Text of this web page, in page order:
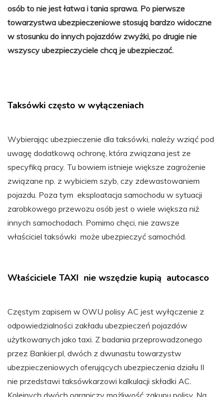
osób to nie jest łatwa i tania sprawa. Po pierwsze
towarzystwa ubezpieczeniowe stosują bardzo widoczne
w stosunku do innych pojazdów zwyżki, po drugie nie
wszyscy ubezpieczyciele chcą je ubezpieczać.
Taksówki często w wyłączeniach
Wybierając ubezpieczenie dla taksówki, należy wziąć pod
uwagę dodatkową ochronę, która związana jest ze
specyfiką pracy. Tu bowiem istnieje większe zagrożenie
związane np. z wybiciem szyb, czy zdewastowaniem
pojazdu. Poza tym eksploatacja samochodu w sytuacji
zarobkowego przewozu osób jest o wiele większa niż
innych samochodach. Pomimo chęci, nie zawsze
właściciel taksówki może ubezpieczyć samochód.
Właściciele TAXI nie wszędzie kupią autocasco
Częstym zapisem w OWU polisy AC jest wyłączenie z
odpowiedzialności zakładu ubezpieczeń pojazdów
użytkowanych jako taxi. Z badania przeprowadzonego
przez Bankier.pl, dwóch z dwunastu towarzystw
ubezpieczeniowych oferujących ubezpieczenia działu II
nie przedstawi taksówkarzowi kalkulacji składki AC.